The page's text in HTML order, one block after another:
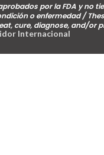
por la FDA y no
o enfermedad /
cure, diagnose, and/or
Internacional